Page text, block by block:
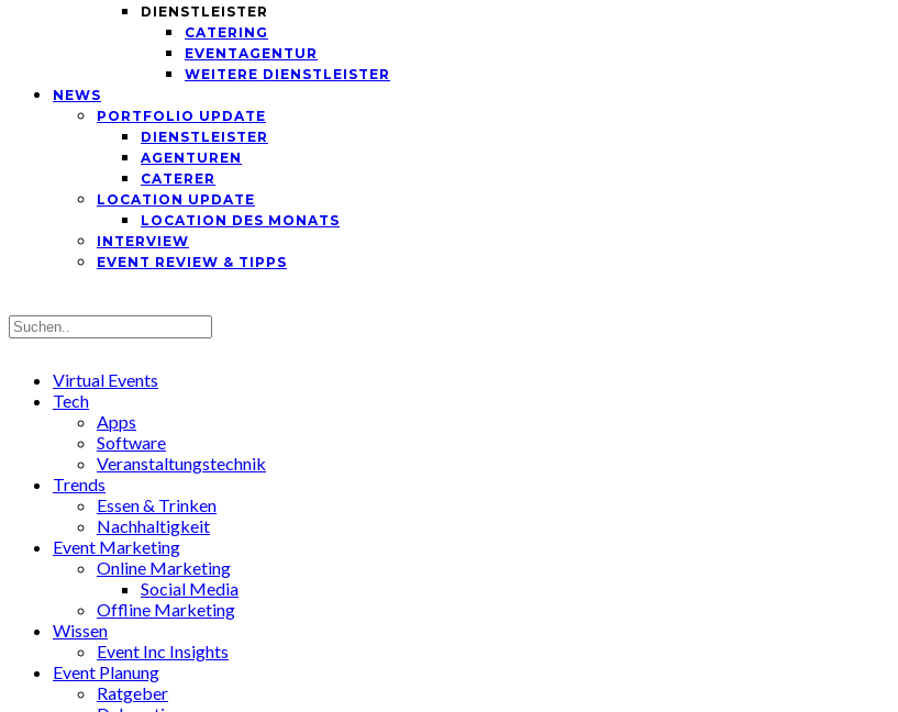
DIENSTLEISTER
CATERING
EVENTAGENTUR
WEITERE DIENSTLEISTER
NEWS
PORTFOLIO UPDATE
DIENSTLEISTER
AGENTUREN
CATERER
LOCATION UPDATE
LOCATION DES MONATS
INTERVIEW
EVENT REVIEW & TIPPS
Virtual Events
Tech
Apps
Software
Veranstaltungstechnik
Trends
Essen & Trinken
Nachhaltigkeit
Event Marketing
Online Marketing
Social Media
Offline Marketing
Wissen
Event Inc Insights
Event Planung
Ratgeber